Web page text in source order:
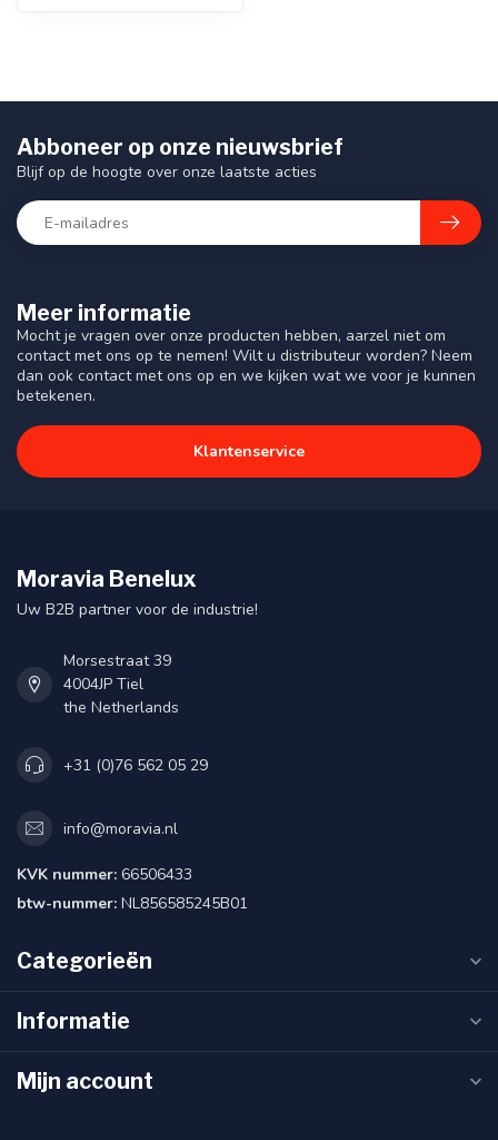
Meer informatie
Mocht je vragen over onze producten hebben, aarzel niet om
contact met ons op te nemen! Wilt u distributeur worden? Neem
dan ook contact met ons op en we kijken wat we voor je kunnen
betekenen.
Klantenservice
Abboneer op onze nieuwsbrief
Blijf op de hoogte over onze laatste acties
Moravia Benelux
Uw B2B partner voor de industrie!
Morsestraat 39
4004JP Tiel
the Netherlands
+31 (0)76 562 05 29
info@moravia.nl
KVK nummer: 66506433
btw-nummer: NL856585245B01
Categorieën
Informatie
Mijn account